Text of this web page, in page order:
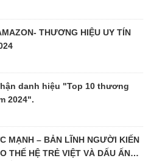
HIỆU UY TÍN
danh hiệu "Top 10 thương
2024".
MẠNH – BẢN LĨNH NGƯỜI KIẾN
THẾ HỆ TRẺ VIỆT VÀ DẤU ẤN